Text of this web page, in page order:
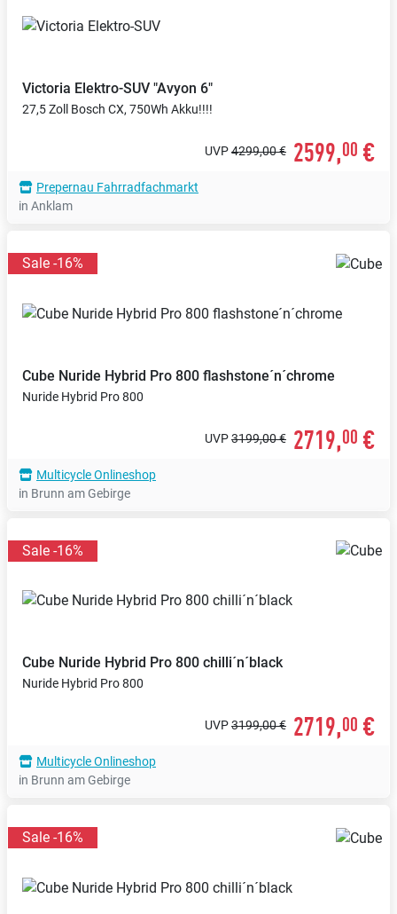
Victoria Elektro-SUV "Avyon 6"
27,5 Zoll Bosch CX, 750Wh Akku!!!!
UVP4299,00 € 2599,00 €
Prepernau Fahrradfachmarkt
in Anklam
Sale -16%
Cube Nuride Hybrid Pro 800 flashstone´n´chrome
Nuride Hybrid Pro 800
UVP3199,00 € 2719,00 €
Multicycle Onlineshop
in Brunn am Gebirge
Sale -16%
Cube Nuride Hybrid Pro 800 chilli´n´black
Nuride Hybrid Pro 800
UVP3199,00 € 2719,00 €
Multicycle Onlineshop
in Brunn am Gebirge
Sale -16%